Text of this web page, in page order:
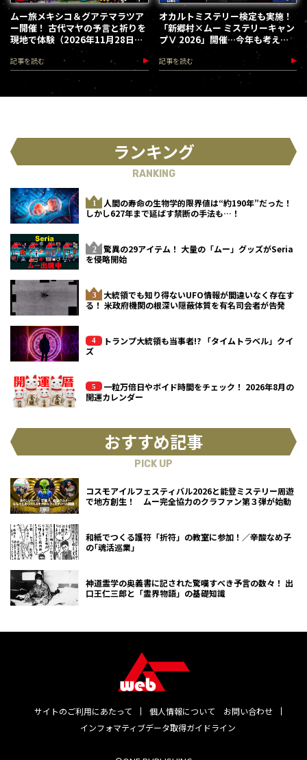
ムー旅メキシコ＆グアテマラツア
ー開催！ 古代マヤの予言と祈りを
現地で体験（2026年11月28日～
記事を読む
オカルトミステリー検定も実施！
「新郷村×ムー ミステリーキャン
プⅤ 2026」開催…今年も考える
な、踊れ！（2026.9.12）
記事を読む
ランキング
RANKING
人間の寿命の生物学的限界値は“約190年”だった！
しかし627年まで延ばす禁断の手法も…！
驚異の29アイテム！ 大量の「ムー」グッズがSeria
を侵略開始
大統領でも知り得ないUFO情報が間違いなく存在す
る！ 米政府機関の根深い隠蔽体質を有名司会者が告発
トランプ大統領も当事者!? 「タイムトラベル」クイ
ズ
一粒万倍日やボイド時間をチェック！ 2026年8月の
開運カレンダー
おすすめ記事
PICK UP
コスモアイルフェスティバル2026と能登ミステリー周遊
で地方創生！ ムー完全協力のクラファン第３弾が始動
和紙でつくる護符「折符」の教室に参加！／辛酸なめ子
の｢魂活巡業｣
神道霊学の奥義書に記された驚嘆すべき予言の数々！ 出
口王仁三郎と「霊界物語」の基礎知識
サイトのご利用にあたって 個人情報について
お問い合わせ
インフォマティブデータ取得ガイドライン